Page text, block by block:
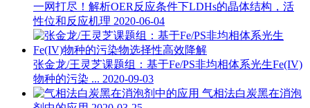
一网打尽！解析OER反应条件下LDHs的晶体结构，活
性位和反应机理 2020-06-04
张金龙/王灵芝课题组：基于Fe/PS非均相体系光生Fe(IV)
物种的污染 ... 2020-09-03
气相法白炭黑在消泡